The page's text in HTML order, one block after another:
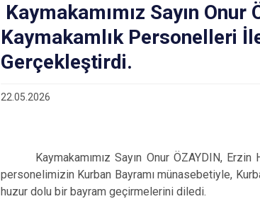
Kaymakamımız Sayın Onur
Kaymakamlık Personelleri
Gerçekleştirdi.
22.05.2026
Kaymakamımız Sayın Onur ÖZAYDIN, Erzin
personelimizin Kurban Bayramı münasebetiyle,
huzur dolu bir bayram geçirmelerini diledi.